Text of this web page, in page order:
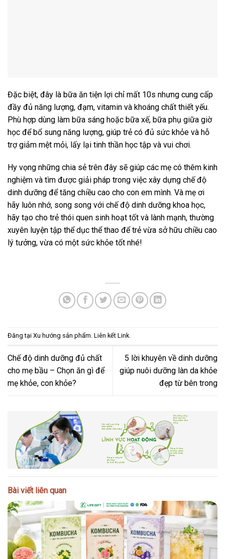
Đặc biệt, đây là bữa ăn tiện lợi chỉ mất 10s nhưng cung cấp
đầy đủ năng lượng, đạm, vitamin và khoáng chất thiết yếu.
Phù hợp dùng làm bữa sáng hoặc bữa xế, bữa phụ giữa giờ
học để bổ sung năng lượng, giúp trẻ có đủ sức khỏe và hỗ
trợ giảm mệt mỏi, lấy lại tinh thần học tập và vui chơi.
Hy vọng những chia sẻ trên đây sẽ giúp các mẹ có thêm kinh
nghiệm và tìm được giải pháp trong việc xây dựng chế độ
dinh dưỡng để tăng chiều cao cho con em mình. Và mẹ ơi
hãy luôn nhớ, song song với chế độ dinh dưỡng khoa học,
hãy tạo cho trẻ thói quen sinh hoạt tốt và lành mạnh, thường
xuyên luyện tập thể dục thể thao để trẻ vừa sở hữu chiều cao
lý tưởng, vừa có một sức khỏe tốt nhé!
Đăng tại Xu hướng sản phẩm. Liên kết Link.
Chế độ dinh dưỡng đủ chất
cho mẹ bầu – Chọn ăn gì để
mẹ khỏe, con khỏe?
5 lời khuyên về dinh dưỡng
giúp nuôi dưỡng làn da khỏe
đẹp từ bên trong
Bài viết liên quan